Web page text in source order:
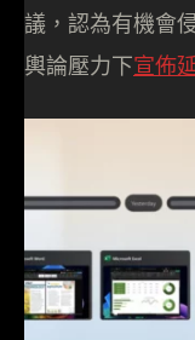
議，認為有機會
輿論壓力下宣佈